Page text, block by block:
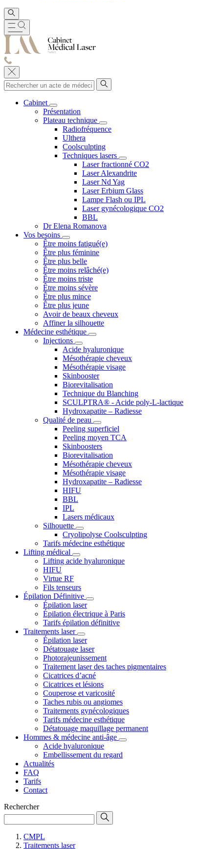
Cabinet
Présentation
Plateau technique
Radiofréquence
Ulthera
Coolsculpting
Techniques lasers
Laser fractionné CO2
Laser Alexandrite
Laser Nd Yag
Laser Erbium Glass
Lampe Flash ou IPL
Laser gynécologique CO2
BBL
Dr Elena Romanova
Vos besoins
Être moins fatigué(e)
Être plus féminine
Être plus belle
Être moins relâché(e)
Être moins triste
Être moins sévère
Être plus mince
Être plus jeune
Avoir de beaux cheveux
Affiner la silhouette
Médecine esthétique
Injections
Acide hyaluronique
Mésothérapie cheveux
Mésothérapie visage
Skinbooster
Biorevitalisation
Technique du Blanching
SCULPTRA® - Acide poly-L-lactique
Hydroxapatite – Radiesse
Qualité de peau
Peeling superficiel
Peeling moyen TCA
Skinboosters
Biorevitalisation
Mésothérapie cheveux
Mésothérapie visage
Hydroxapatite – Radiesse
HIFU
BBL
IPL
Lasers médicaux
Silhouette
Cryolipolyse Coolsculpting
Tarifs médecine esthétique
Lifting médical
Lifting acide hyaluronique
HIFU
Virtue RF
Fils tenseurs
Épilation Définitive
Épilation laser
Épilation électrique à Paris
Tarifs épilation définitive
Traitements laser
Épilation laser
Détatouage laser
Photorajeunissement
Traitement laser des taches pigmentaires
Cicatrices d’acné
Cicatrices et lésions
Couperose et varicosité
Taches rubis ou angiomes
Traitements gynécologiques
Tarifs médecine esthétique
Détatouage maquillage permanent
Hommes & médecine anti-âge
Acide hyaluronique
Embellissement du regard
Actualités
FAQ
Tarifs
Contact
Rechercher
CMPL
Traitements laser